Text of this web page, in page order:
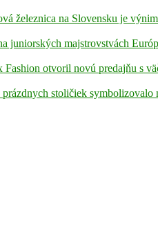
železnica na Slovensku je
juniorských majstrovstvách
otvoril novú predajňu s
stoličiek